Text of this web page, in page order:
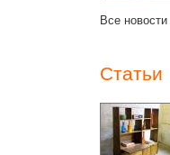
Все новости
Статьи